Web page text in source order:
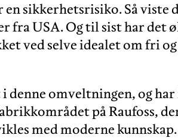
sikkerhetsrisiko. Så viste
fra USA. Og til sist har det
ved selve idealet om fri
denne omveltningen, og
på Raufoss,
med moderne kunnskap.